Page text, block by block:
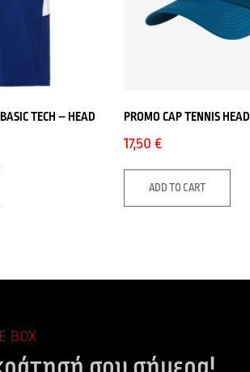
TECH – HEAD PROMO CΑP TENNIS HEAD
17,50€
ADD TO CART
BOX